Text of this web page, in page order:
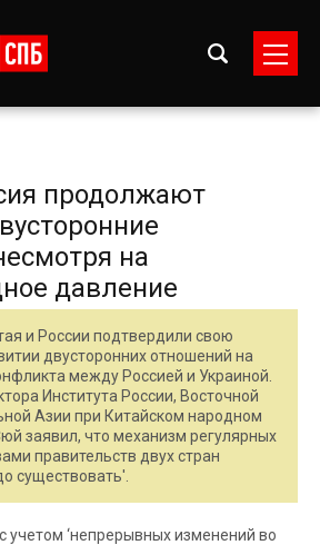
продолжают
на
давление
и России подтвердили свою
двусторонних отношений на
между Россией и Украиной.
Института России, Восточной
Азии при Китайском народном
заявил, что механизм регулярных
правительств двух стран
существовать'.
учетом ‘непрерывных изменений во